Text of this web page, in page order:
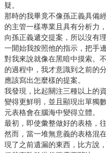
疑。
那時的我畢竟不像孫正義具備
的主管一樣專業且具有分析力
向孫正義遞交提案，所以沒有
一開始我按照他的指示，把手
對我來說就像在黑暗中摸索。
的過程中，我才意識到之前的
應該寫出怎麼樣的提案。
我發現，比起關注三種以上的
變得更鮮明，並且顯現出單獨
元表格會在腦海中變得立體。
最初，即使彙整做好的表格，
然而，當一堆無意義的表格混
現了之前遺漏的東西，比方說